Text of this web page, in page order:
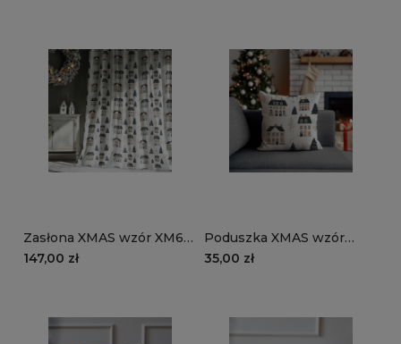
Zasłona XMAS wzór XM65
| Zimowe kamieniczki
147,00 zł
Poduszka XMAS wzór
XM65 | Zimowe
35,00 zł